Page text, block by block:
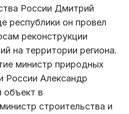
России Дмитрий
республики он провел
реконструкции
на территории региона.
министр природных
России Александр
объект в
строительства и